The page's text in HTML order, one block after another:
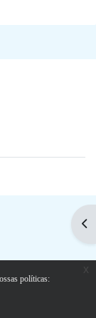
políticas: